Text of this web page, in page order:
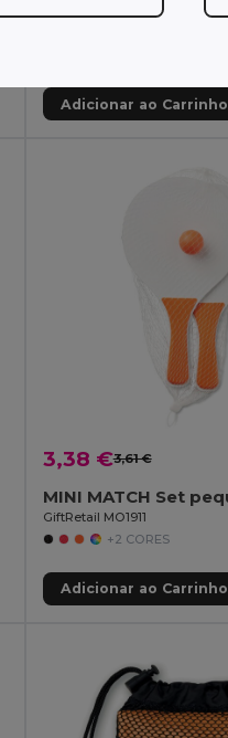
Adicionar ao Carrinho
3,38 €3,61 €
GiftRetail MO1911
+2 CORES
Adicionar ao Carrinho